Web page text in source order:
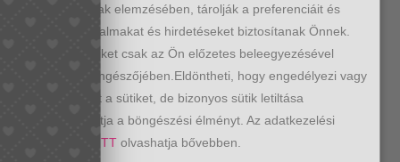
CÍMKÉK
barna oldaltáska,csau barna
oldaltáska,zöld oldaltáska,
zöld táska
LEÍRÁS
használatának elemzésében, tárolják a preferenciáit és
releváns tartalmakat és hirdetéseket biztosítanak Önnek.
Ezeket a sütiket csak az Ön előzetes beleegyezésével
tároljuk a böngészőjében.Eldöntheti, hogy engedélyezi vagy
letiltja ezeket a sütiket, de bizonyos sütik letiltása
befolyásolhatja a böngészési élményt. Az adatkezelési
ITT olvashatja bővebben.